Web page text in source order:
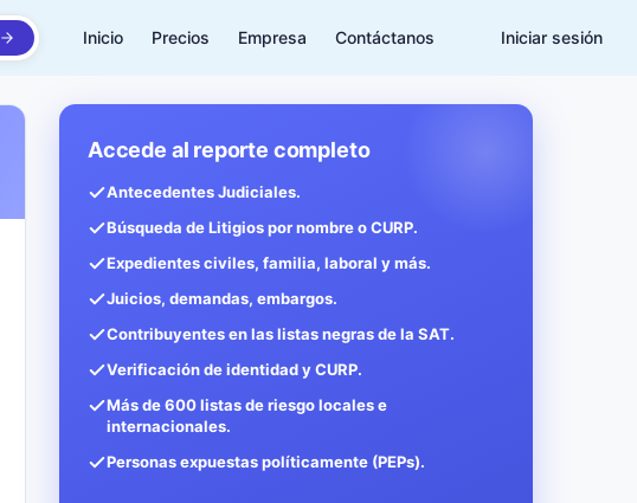
Inicio Precios Empresa Contáctanos Iniciar sesión
Accede al reporte completo
Antecedentes Judiciales.
Búsqueda de Litigios por nombre o CURP.
Expedientes civiles, familia, laboral y más.
Juicios, demandas, embargos.
Contribuyentes en las listas negras de la SAT.
Verificación de identidad y CURP.
Más de 600 listas de riesgo locales e
internacionales.
Personas expuestas políticamente (PEPs).